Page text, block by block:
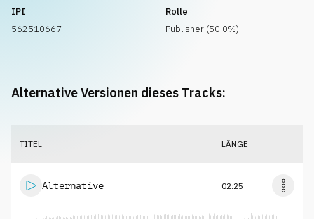
IPI
562510667
Rolle
Publisher (50.0%)
Alternative Versionen dieses Tracks:
TITEL LÄNGE
Alternative 02:25